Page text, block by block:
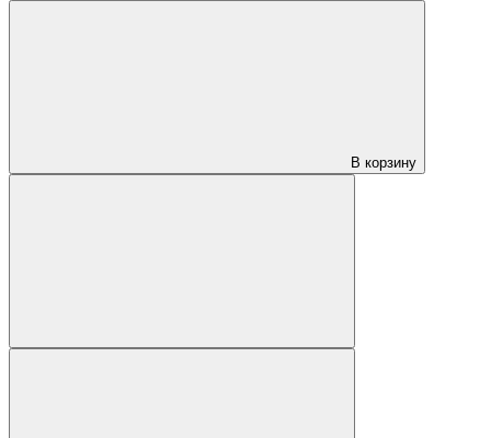
В корзину